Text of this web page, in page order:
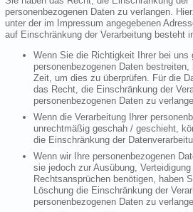
personenbezogenen Daten zu verlangen.
unter der im Impressum angegebenen
auf Einschränkung der Verarbeitung besteht
Wenn Sie die Richtigkeit Ihrer bei uns
personenbezogenen Daten bestreiten,
Zeit, um dies zu überprüfen. Für die
das Recht, die Einschränkung der
personenbezogenen Daten zu
Wenn die Verarbeitung Ihrer
unrechtmäßig geschah / geschieht,
die Einschränkung der
Wenn wir Ihre personenbezogenen
sie jedoch zur Ausübung,
Rechtsansprüchen benötigen, haben
Löschung die Einschränkung der
personenbezogenen Daten zu